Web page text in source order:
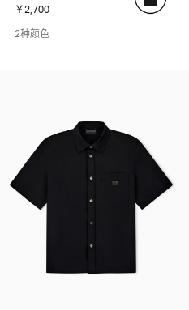
￥2,700
2种颜色